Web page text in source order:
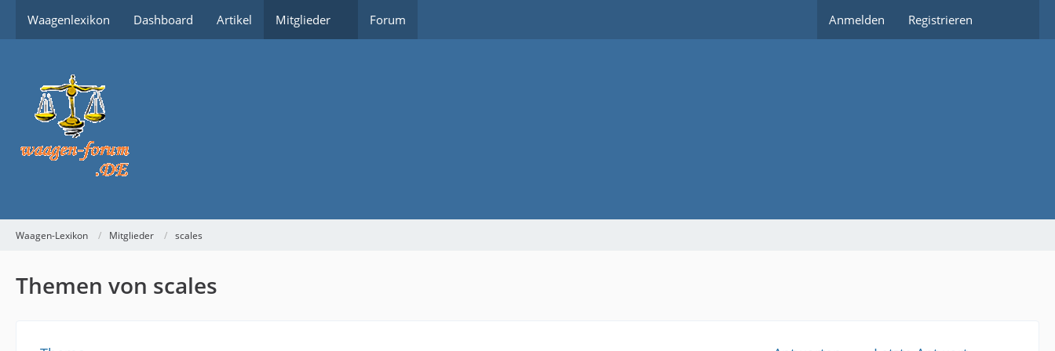
Waagenlexikon Dashboard Artikel Mitglieder Forum Anmelden Registrieren
Waagen-Lexikon Mitglieder scales
Themen von scales